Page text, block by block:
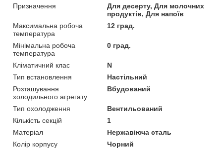
Призначення
Для десерту, Для молочних
продуктів, Для напоїв
Максимальна робоча
температура
12 град.
Мінімальна робоча
температура
0 град.
Кліматичний клас
N
Тип встановлення
Настільний
Розташування
холодильного агрегату
Вбудований
Тип охолодження
Вентильований
Кількість секцій
1
Матеріал
Нержавіюча сталь
Колір корпусу
Чорний